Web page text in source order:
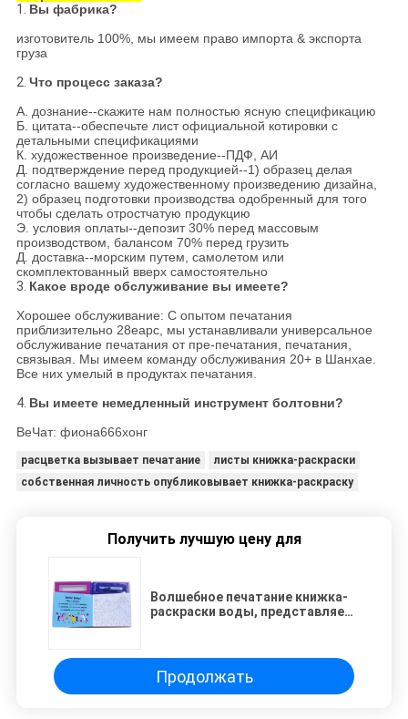
1. Вы фабрика?
изготовитель 100%, мы имеем право импорта & экспорта
груза
2. Что процесс заказа?
А. дознание--скажите нам полностью ясную спецификацию
Б. цитата--обеспечьте лист официальной котировки с
детальными спецификациями
К. художественное произведение--ПДФ, АИ
Д. подтверждение перед продукцией--1) образец делая
согласно вашему художественному произведению дизайна,
2) образец подготовки производства одобренный для того
чтобы сделать отростчатую продукцию
Э. условия оплаты--депозит 30% перед массовым
производством, балансом 70% перед грузить
Д. доставка--морским путем, самолетом или
скомплектованный вверх самостоятельно
3. Какое вроде обслуживание вы имеете?
Хорошее обслуживание: С опытом печатания
приблизительно 28еарс, мы устанавливали универсальное
обслуживание печатания от пре-печатания, печатания,
связывая. Мы имеем команду обслуживания 20+ в Шанхае.
Все них умелый в продуктах печатания.
4. Вы имеете немедленный инструмент болтовни?
ВеЧат: фиона666хонг
расцветка вызывает печатание
листы книжка-раскраски
собственная личность опубликовывает книжка-раскраску
Получить лучшую цену для
Волшебное печатание книжка-
раскраски воды, представляет
Продолжать